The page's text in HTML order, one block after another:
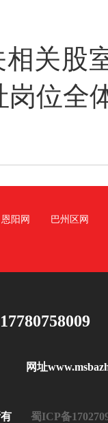
相关股
位全
恩阳网 巴州区网
号 网址
有 蜀ICP备